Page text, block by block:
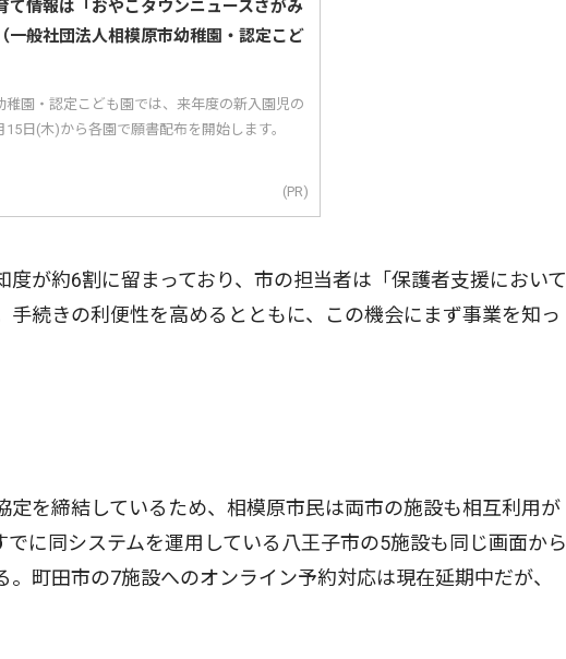
て情報は「おやこタウンニュースさがみ
般社団法人相模原市幼稚園・認定こど
稚園・認定こども園では、来年度の新入園児の
15日(木)から各園で願書配布を開始します。
(PR)
が約6割に留まっており、市の担当者は「保護者支援において
続きの利便性を高めるとともに、この機会にまず事業を知っ
を締結しているため、相模原市民は両市の施設も相互利用が
に同システムを運用している八王子市の5施設も同じ画面から
町田市の7施設へのオンライン予約対応は現在延期中だが、